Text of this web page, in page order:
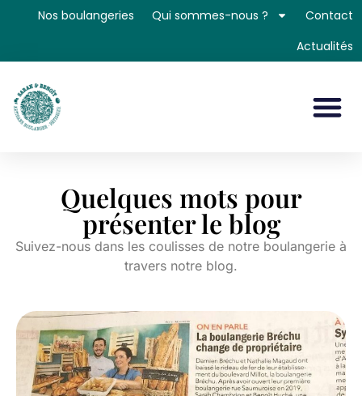
Nos boulangeries Qui sommes-nous ?
Contact
Actualités
Quelques mots pour
présenter le blog
Suivez-nous dans les coulisses de notre boulangerie à
travers notre blog.